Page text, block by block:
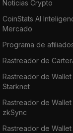
Noticias Crypto
CoinStats AI
Mercado
Programa de
Rastreador de
Rastreador de Wallet
Starknet
Rastreador de Wallet
zkSync
Rastreador de Wallet